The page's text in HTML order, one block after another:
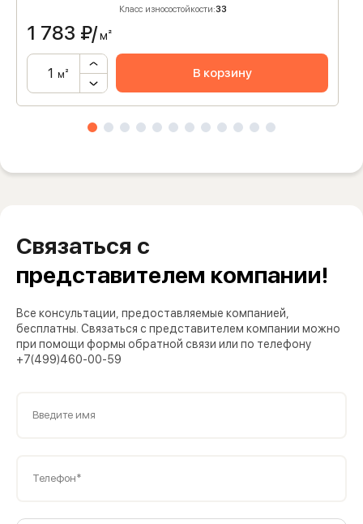
Класс износостойкости:33
1 783 ₽/м²
м² В корзину
Связаться с
представителем компании!
Все консультации, предоставляемые компанией,
бесплатны. Связаться с представителем компании можно
при помощи формы обратной связи или по телефону
+7(499)460-00-59
Введите имя
Телефон*